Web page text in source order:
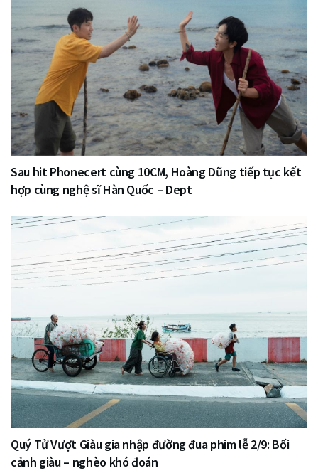
Sau hit Phonecert cùng 10CM, Hoàng Dũng tiếp tục kết
hợp cùng nghệ sĩ Hàn Quốc – Dept
Quý Tử Vượt Giàu gia nhập đường đua phim lễ 2/9: Bối
cảnh giàu – nghèo khó đoán